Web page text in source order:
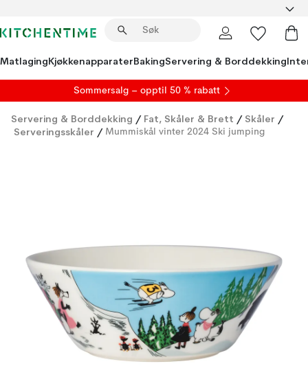
MatlagingKjøkkenapparaterBakingServering & Borddekking
Sommersalg – opptil 50 % rabatt
Servering & Borddekking / Fat, Skåler & Brett / Skåler /
Serveringsskåler / Mummiskål vinter 2024 Ski jumping